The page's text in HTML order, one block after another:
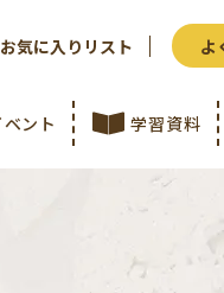
お気に入りリスト よ
ント 学習資料